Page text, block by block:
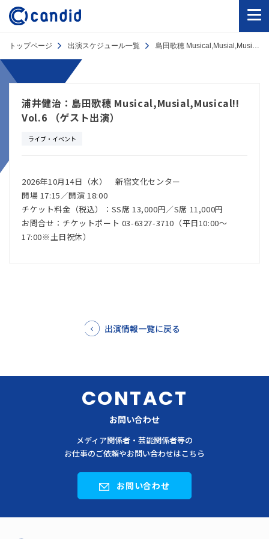
トップページ 出演スケジュール一覧 島田歌穂 Musical,Musial,Musical!! Vol.6 （ゲスト出演）
浦井健治：島田歌穂 Musical,Musial,Musical!!
Vol.6 （ゲスト出演）
ライブ・イベント
2026年10月14日（水） 新宿文化センター
開場 17:15／開演 18:00
チケット料金（税込）：SS席 13,000円／S席 11,000円
お問合せ：チケットポート 03-6327-3710（平日10:00～
17:00※土日祝休）
出演情報一覧に戻る
CONTACT
お問い合わせ
メディア関係者・芸能関係者等の
お仕事のご依頼やお問い合わせはこちら
お問い合わせ